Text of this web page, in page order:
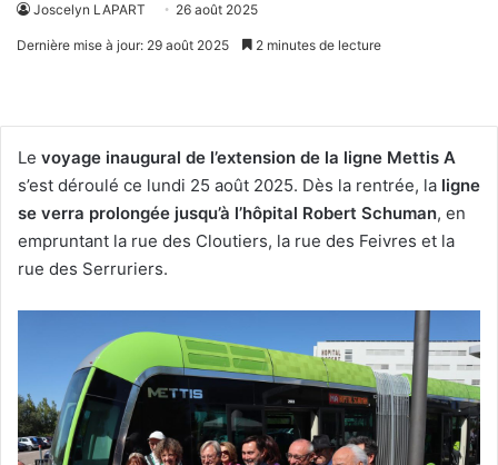
Joscelyn LAPART 26 août 2025
Dernière mise à jour: 29 août 2025 2 minutes de lecture
Le voyage inaugural de l’extension de la ligne Mettis A
s’est déroulé ce lundi 25 août 2025. Dès la rentrée, la ligne
se verra prolongée jusqu’à l’hôpital Robert Schuman, en
empruntant la rue des Cloutiers, la rue des Feivres et la
rue des Serruriers.